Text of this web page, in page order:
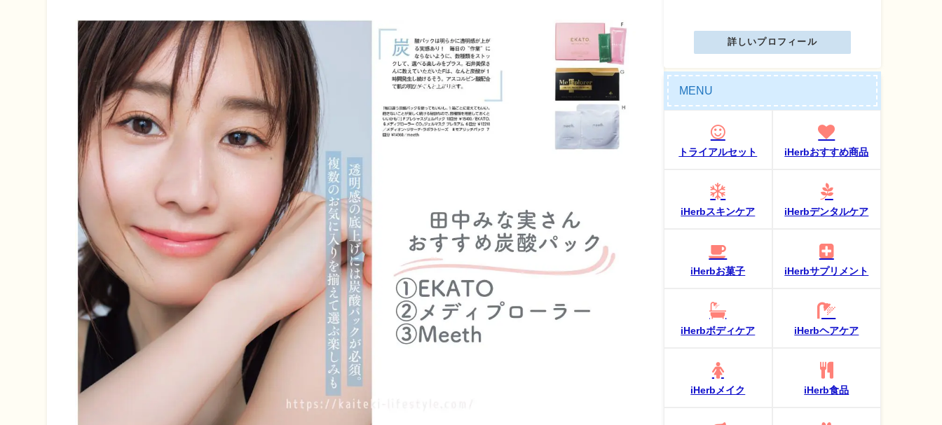
詳しいプロフィール
MENU
トライアルセット iHerbおすすめ商品
iHerbスキンケア iHerbデンタルケア
iHerbお菓子 iHerbサプリメント
iHerbボディケア iHerbヘアケア
iHerbメイク iHerb食品